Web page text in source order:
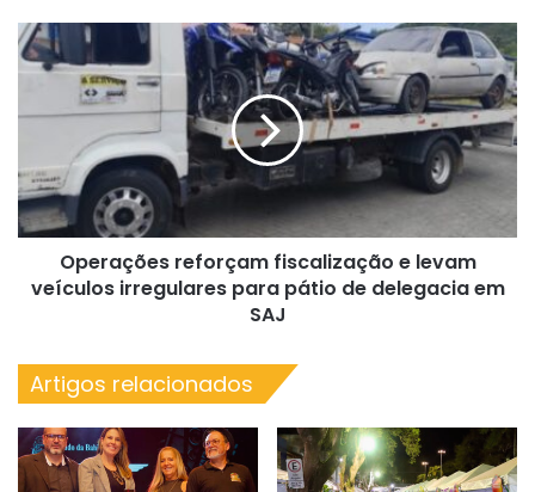
Operações
reforçam
fiscalização
veículos
irregulares
para
pátio
delegacia
Operações reforçam fiscalização e levam
veículos irregulares para pátio de delegacia em
SAJ
Artigos relacionados